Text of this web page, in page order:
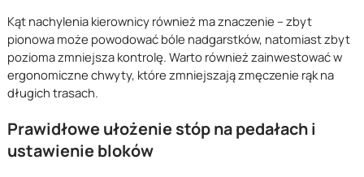
Kąt nachylenia kierownicy również ma znaczenie – zbyt
pionowa może powodować bóle nadgarstków, natomiast zbyt
pozioma zmniejsza kontrolę. Warto również zainwestować w
ergonomiczne chwyty, które zmniejszają zmęczenie rąk na
długich trasach.
Prawidłowe ułożenie stóp na pedałach i
ustawienie bloków